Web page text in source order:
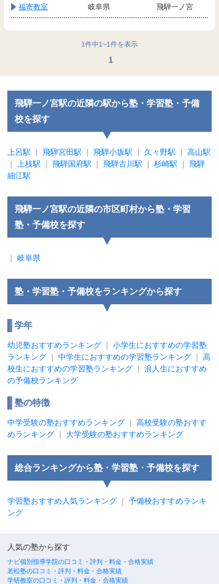
福寄教室 岐阜県 飛騨一ノ宮
1件中1~1件を表示
1
飛騨一ノ宮駅の近隣の駅から塾・学習塾・予備
校を探す
上呂駅 飛騨宮田駅 飛騨小坂駅 久々野駅
高山駅
上枝駅 飛騨国府駅 飛騨古川駅 杉崎駅
飛騨
細江駅
飛騨一ノ宮駅の近隣の市区町村から塾・学習
塾・予備校を探す
岐阜県
塾・学習塾・予備校をランキングから探す
学年
幼児塾おすすめランキング
小学生におすすめの学習塾
ランキング
中学生におすすめの学習塾ランキング
高
校生におすすめの学習塾ランキング
浪人生におすすめ
の予備校ランキング
塾の特徴
中学受験の塾おすすめランキング
高校受験の塾おすす
めランキング
大学受験の塾おすすめランキング
総合ランキングから塾・学習塾・予備校を探す
学習塾おすすめ人気ランキング
予備校おすすめランキ
ング
人気の塾から探す
ナビ個別指導学院の口コミ・評判・料金・合格実績
若松塾の口コミ・評判・料金・合格実績
学研教室の口コミ・評判・料金・合格実績